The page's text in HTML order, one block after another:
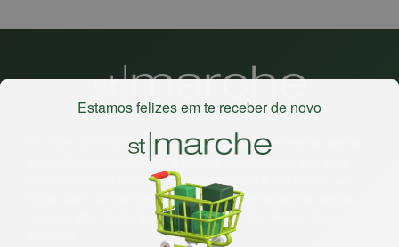
Há mais de 22 anos, o St. Marche busca oferecer a melhor
experiência de compras, a preços competitivos, pra você
comprar tudo o que precisa para seu dia a dia em um só
lugar. Além da loja online temos 31 lojas físicas na capital,
Grande São Paulo, litoral e interior de São Paulo. Vem ser
Estamos felizes em te receber de novo